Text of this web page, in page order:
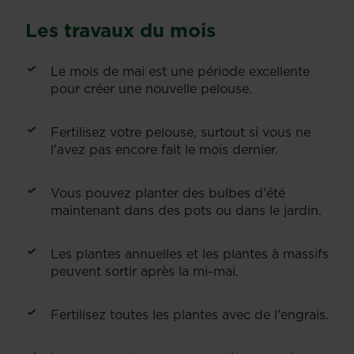
Les travaux du mois
Le mois de mai est une période excellente
pour créer une nouvelle pelouse.
Fertilisez votre pelouse, surtout si vous ne
l'avez pas encore fait le mois dernier.
Vous pouvez planter des bulbes d'été
maintenant dans des pots ou dans le jardin.
Les plantes annuelles et les plantes à massifs
peuvent sortir après la mi-mai.
Fertilisez toutes les plantes avec de l'engrais.